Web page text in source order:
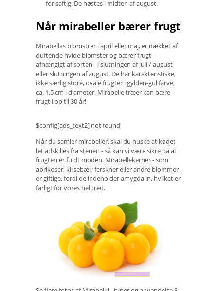
for saftig. De høstes i midten af ​​august.
Når mirabeller bærer frugt
Mirabellas blomstrer i april eller maj, er dækket af
duftende hvide blomster og bærer frugt -
afhængigt af sorten - i slutningen af ​​juli / august
eller slutningen af ​​august. De har karakteristiske,
ikke særlig store, ovale frugter i gylden-gul farve,
ca. 1,5 cm i diameter. Mirabelle træer kan bære
frugt i op til 30 år!
$config[ads_text2] not found
Når du samler mirabeller, skal du huske at kødet
let adskilles fra stenen - så kan vi være sikre på at
frugten er fuldt moden. Mirabellekerner - som
abrikoser, kirsebær, ferskner eller andre blommer -
er giftige, fordi de indeholder amygdalin, hvilket er
farligt for vores helbred.